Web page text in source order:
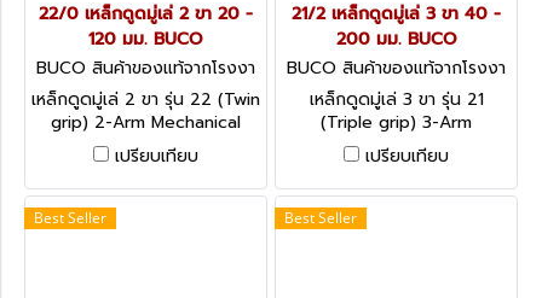
22/0 เหล็กดูดมู่เล่ 2 ขา 20 -
120 มม. BUCO
BUCO สินค้าของแท้จากโรงงา
นผู้ผลิต 22/0
เหล็กดูดมู่เล่ 2 ขา รุ่น 22 (Twin
grip) 2-Arm Mechanical
Pullers
เปรียบเทียบ
21/2 เหล็กดูดมู่เล่ 3 ขา 40 -
200 มม. BUCO
BUCO สินค้าของแท้จากโรงงา
นผู้ผลิต 21/2
เหล็กดูดมู่เล่ 3 ขา รุ่น 21
(Triple grip) 3-Arm
Mechanical Pullers
เปรียบเทียบ
Best Seller Best Seller